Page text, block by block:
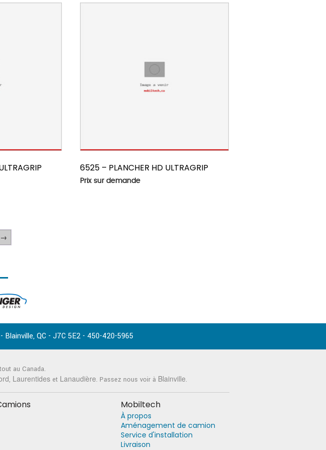
6525 – PLANCHER HD ULTRAGRIP
Prix sur demande
→
- Blainville,QC - J7C 5E2- 450-420-5965
au Canada.
, Laurentides et Lanaudière. Passez nous voir à Blainville.
Mobiltech
À propos
Aménagement de camion
Service d'installation
Livraison